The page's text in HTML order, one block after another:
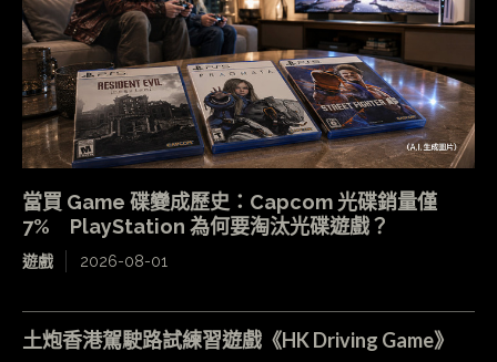
當買 Game 碟變成歷史：Capcom 光碟銷量僅
7% PlayStation 為何要淘汰光碟遊戲？
遊戲 2026-08-01
土炮香港駕駛路試練習遊戲《HK Driving Game》